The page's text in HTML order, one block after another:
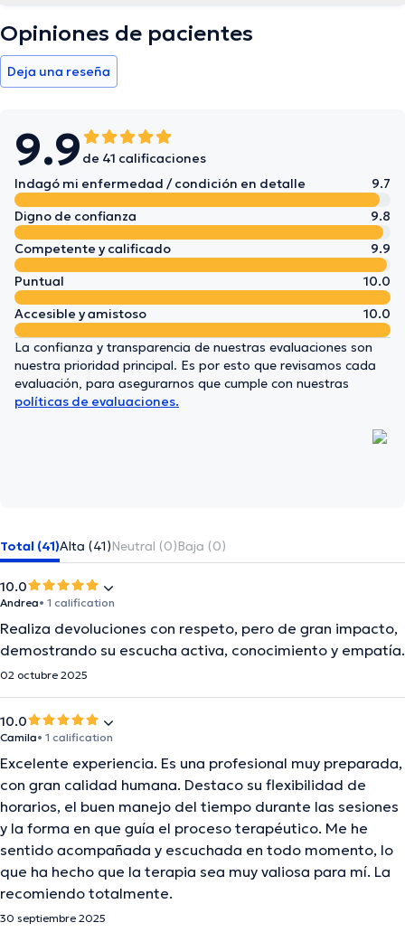
Opiniones de pacientes
Deja una reseña
9.9 de 41 calificaciones
Indagó mi enfermedad / condición en detalle
9.7
Digno de confianza
9.8
Competente y calificado
9.9
Puntual
10.0
Accesible y amistoso
10.0
La confianza y transparencia de nuestras evaluaciones son
nuestra prioridad principal. Es por esto que revisamos cada
evaluación, para asegurarnos que cumple con nuestras
políticas de evaluaciones.
Total (41)Alta (41)Neutral (0)Baja (0)
10.0
Andrea• 1 calification
Realiza devoluciones con respeto, pero de gran impacto,
demostrando su escucha activa, conocimiento y empatía.
02 octubre 2025
10.0
Camila• 1 calification
Excelente experiencia. Es una profesional muy preparada,
con gran calidad humana. Destaco su flexibilidad de
horarios, el buen manejo del tiempo durante las sesiones
y la forma en que guía el proceso terapéutico. Me he
sentido acompañada y escuchada en todo momento, lo
que ha hecho que la terapia sea muy valiosa para mí. La
recomiendo totalmente.
30 septiembre 2025